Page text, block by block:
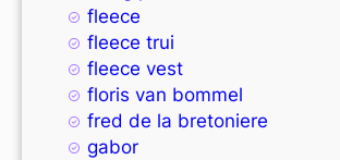
fleece
fleece trui
fleece vest
floris van bommel
fred de la bretoniere
gabor